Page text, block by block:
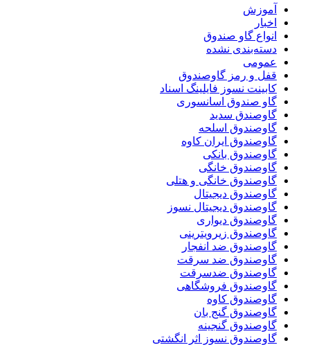
آموزش
اخبار
انواع گاو صندوق
دسته‌بندی نشده
عمومی
قفل و رمز گاوصندوق
کابینت نسوز فایلینگ اسناد
گاو صندوق اسانسوری
گاوصندق سدید
گاوصندوق اسلحه
گاوصندوق ایران کاوه
گاوصندوق بانکی
گاوصندوق خانگی
گاوصندوق خانگی و هتلی
گاوصندوق دیجیتال
گاوصندوق دیجیتال نسوز
گاوصندوق دیواری
گاوصندوق زیرویترینی
گاوصندوق ضد انفجار
گاوصندوق ضد سرقت
گاوصندوق ضدسرقت
گاوصندوق فروشگاهی
گاوصندوق کاوه
گاوصندوق گنج بان
گاوصندوق گنجینه
گاوصندوق نسوز اثر انگشتی